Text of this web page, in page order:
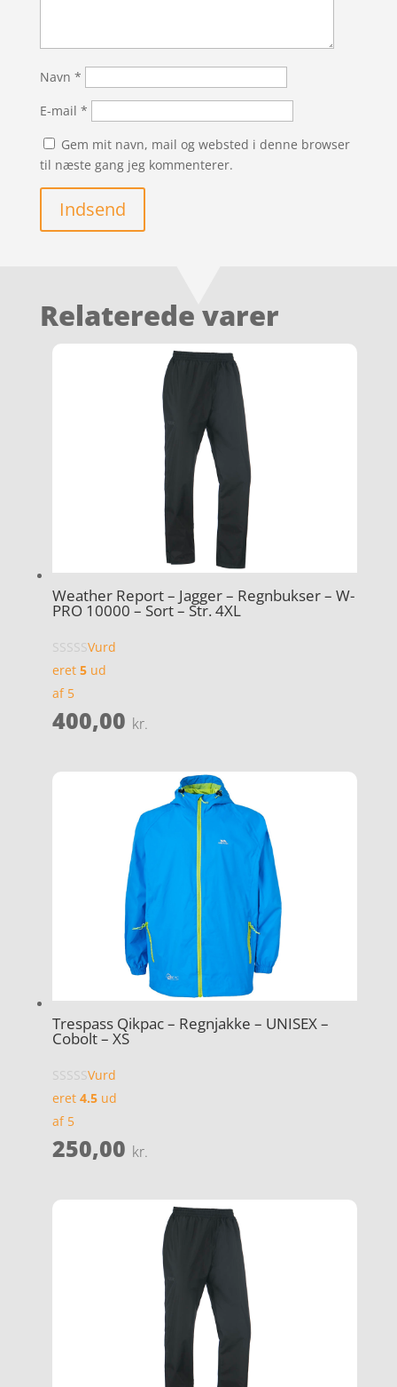
Navn *
E-mail *
Gem mit navn, mail og websted i denne browser
til næste gang jeg kommenterer.
Indsend
Relaterede varer
Weather Report – Jagger – Regnbukser – W-
PRO 10000 – Sort – Str. 4XL
Vurd
eret 5ud
af 5
400,00 kr.
Trespass Qikpac – Regnjakke – UNISEX –
Cobolt – XS
Vurd
eret 4.5ud
af 5
250,00 kr.